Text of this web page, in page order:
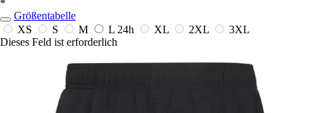
*
Größentabelle
XS
S M L 24h XL 2XL
3XL
Dieses Feld ist erforderlich